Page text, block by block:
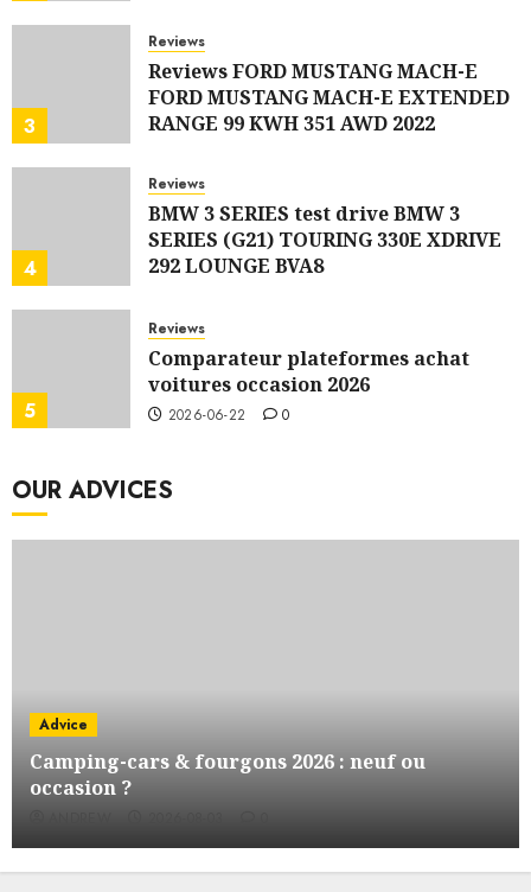
3
Reviews
Reviews FORD MUSTANG MACH-E
FORD MUSTANG MACH-E EXTENDED
RANGE 99 KWH 351 AWD 2022
4
Reviews
BMW 3 SERIES test drive BMW 3
SERIES (G21) TOURING 330E XDRIVE
292 LOUNGE BVA8
5
Reviews
Comparateur plateformes achat
voitures occasion 2026
2026-06-22 0
OUR ADVICES
Advice
Camping-cars & fourgons 2026 : neuf ou
occasion ?